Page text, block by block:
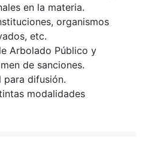
en la materia.
organismos
etc.
Arbolado Público y
de sanciones.
para difusión.
modalidades